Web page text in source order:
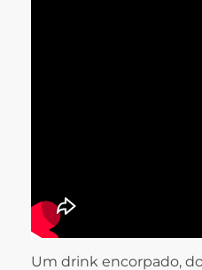
Um drink encorpado,